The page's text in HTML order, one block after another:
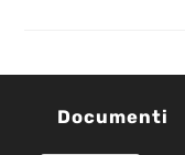
Documenti